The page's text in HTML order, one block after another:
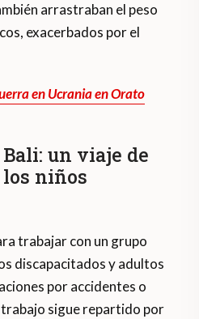
arrastraban el peso
exacerbados por el
en Ucrania en Orato
un viaje de
niños
trabajar con un grupo
discapacitados y adultos
por accidentes o
sigue repartido por